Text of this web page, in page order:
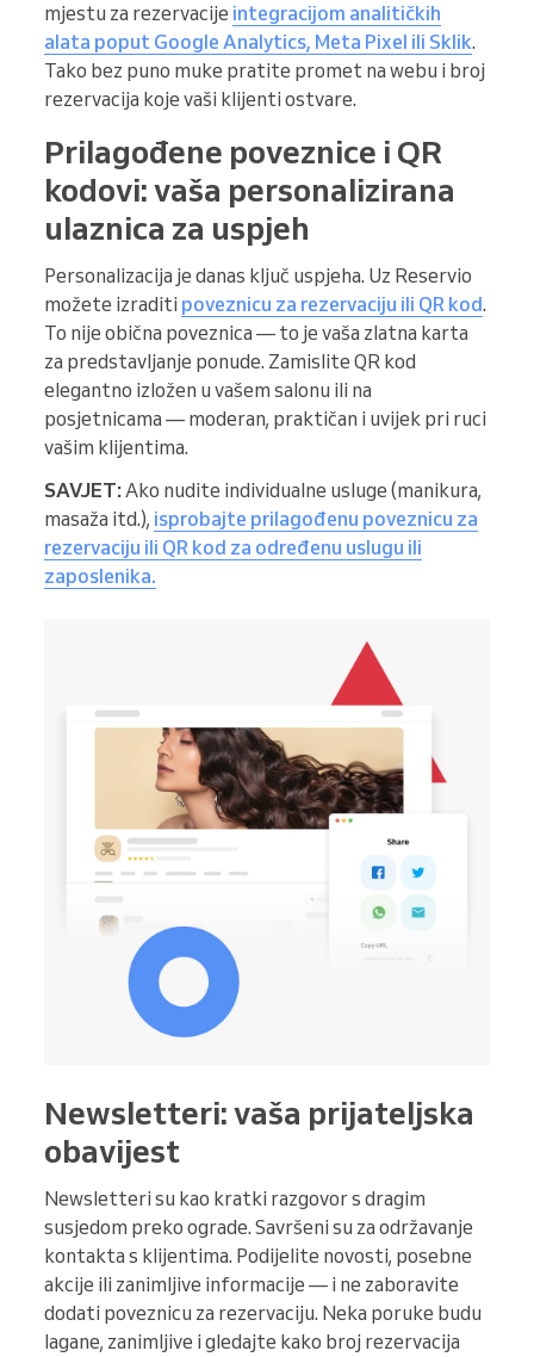
mjestu za rezervacije integracijom analitičkih
alata poput Google Analytics, Meta Pixel ili Sklik.
Tako bez puno muke pratite promet na webu i broj
rezervacija koje vaši klijenti ostvare.
Prilagođene poveznice i QR
kodovi: vaša personalizirana
ulaznica za uspjeh
Personalizacija je danas ključ uspjeha. Uz Reservio
možete izraditi poveznicu za rezervaciju ili QR kod.
To nije obična poveznica — to je vaša zlatna karta
za predstavljanje ponude. Zamislite QR kod
elegantno izložen u vašem salonu ili na
posjetnicama — moderan, praktičan i uvijek pri ruci
vašim klijentima.
SAVJET:Ako nudite individualne usluge (manikura,
masaža itd.), isprobajte prilagođenu poveznicu za
rezervaciju ili QR kod za određenu uslugu ili
zaposlenika.
Newsletteri: vaša prijateljska
obavijest
Newsletteri su kao kratki razgovor s dragim
susjedom preko ograde. Savršeni su za održavanje
kontakta s klijentima. Podijelite novosti, posebne
akcije ili zanimljive informacije — i ne zaboravite
dodati poveznicu za rezervaciju. Neka poruke budu
lagane, zanimljive i gledajte kako broj rezervacija